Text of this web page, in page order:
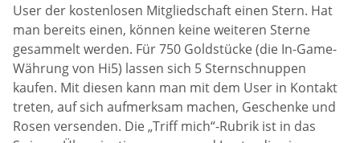
User der kostenlosen Mitgliedschaft einen Stern. Hat
man bereits einen, können keine weiteren Sterne
gesammelt werden. Für 750 Goldstücke (die In-Game-
Währung von Hi5) lassen sich 5 Sternschnuppen
kaufen. Mit diesen kann man mit dem User in Kontakt
treten, auf sich aufmerksam machen, Geschenke und
Rosen versenden. Die „Triff mich“-Rubrik ist in das